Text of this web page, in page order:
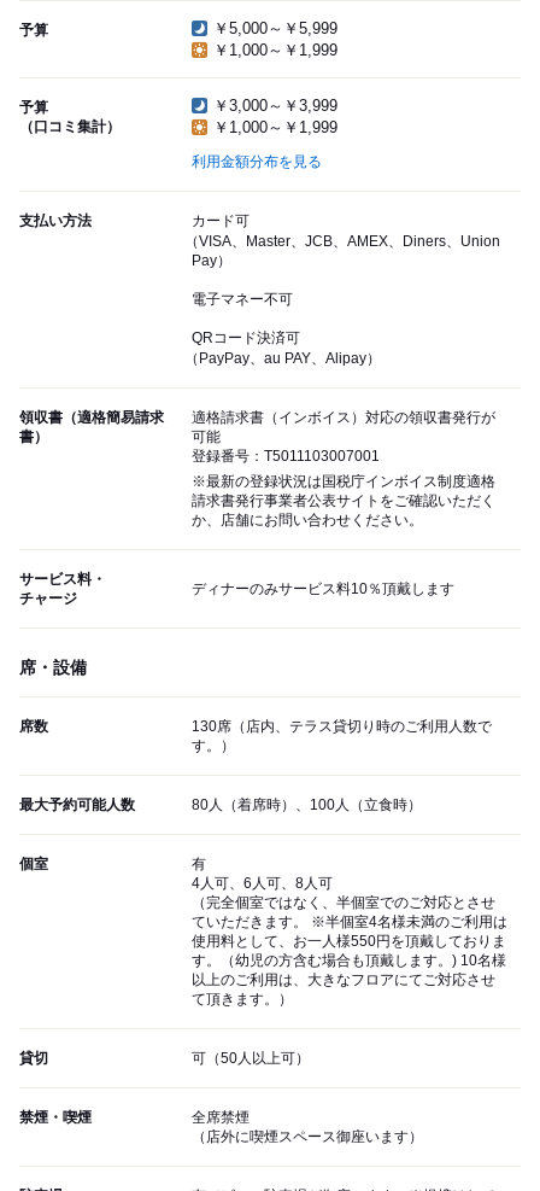
予算
￥5,000～￥5,999
￥1,000～￥1,999
予算
（口コミ集計）
￥3,000～￥3,999
￥1,000～￥1,999
利用金額分布を見る
支払い方法
カード可
（VISA、Master、JCB、AMEX、Diners、Union
Pay）
電子マネー不可
QRコード決済可
（PayPay、au PAY、Alipay）
領収書（適格簡易請求
書）
適格請求書（インボイス）対応の領収書発行が
可能
登録番号：T5011103007001
※最新の登録状況は国税庁インボイス制度適格
請求書発行事業者公表サイトをご確認いただく
か、店舗にお問い合わせください。
サービス料・
チャージ
ディナーのみサービス料10％頂戴します
席・設備
席数
130席（店内、テラス貸切り時のご利用人数で
す。）
最大予約可能人数 80人（着席時）、100人（立食時）
個室
有
4人可、6人可、8人可
（完全個室ではなく、半個室でのご対応とさせ
ていただきます。 ※半個室4名様未満のご利用は
使用料として、お一人様550円を頂戴しておりま
す。（幼児の方含む場合も頂戴します。) 10名様
以上のご利用は、大きなフロアにてご対応させ
て頂きます。）
貸切 可（50人以上可）
禁煙・喫煙
全席禁煙
（店外に喫煙スペース御座います）